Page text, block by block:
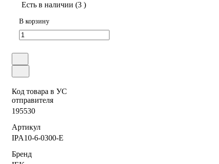
Есть в наличии (3 )
В корзину
Код товара в УС
отправителя
195530
Артикул
IPA10-6-0300-E
Бренд